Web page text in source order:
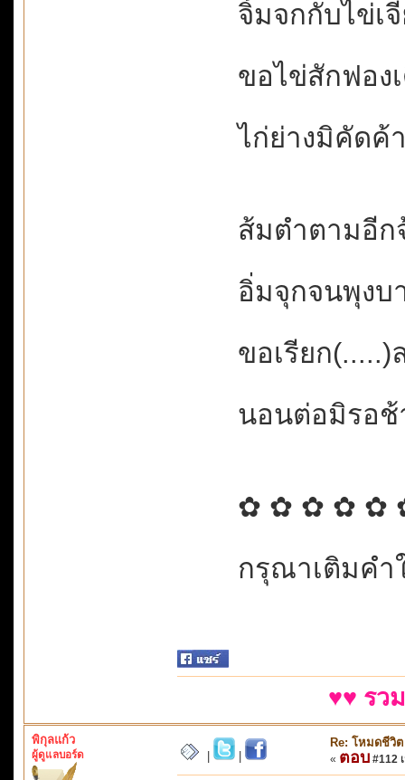
จิ้มจกกับไข่เ
ขอไข่สักฟอง
ไก่ย่างมิคัดค้
ส้มตำตามอีก
อิ่มจุกจนพุงบ
ขอเรียก
นอนต่อมิรอช้
✿ ✿ ✿ ✿ ✿
กรุณาเติมคำ
♥♥ รว
พิกุลแก้ว
ผู้ดูแลบอร์ด
Re: โหมดชีวิต
« ตอบ #112